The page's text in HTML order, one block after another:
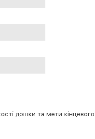
дошки та мети